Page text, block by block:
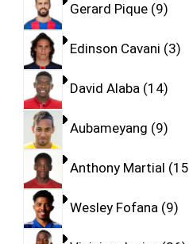
Gerard Pique 9
Edinson Cavani 3
David Alaba 14
Aubameyang 9
Anthony Martial 15
Wesley Fofana 9